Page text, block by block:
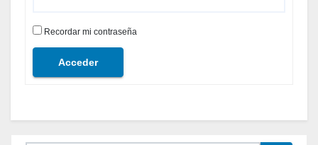
Recordar mi contraseña
Acceder